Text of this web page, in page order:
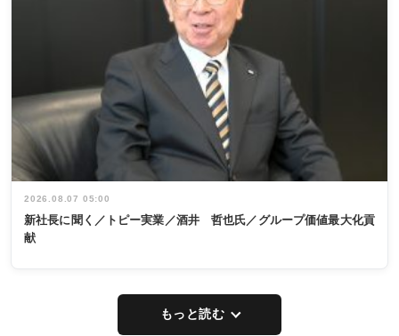
2026.08.07 05:00
新社長に聞く／トピー実業／酒井 哲也氏／グループ価値最大化貢
献
もっと読む